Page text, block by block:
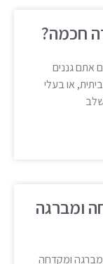
חכמה?
אתם גננים
או בעלי
ומברגה
מברגה ומקדחה